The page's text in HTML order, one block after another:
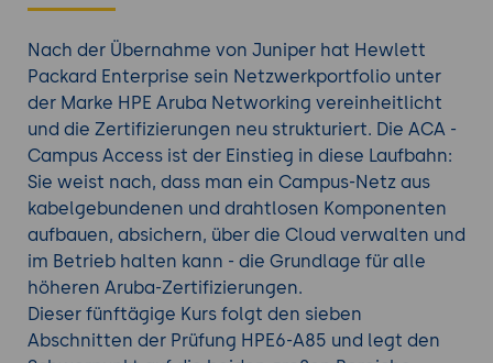
Nach der Übernahme von Juniper hat Hewlett
Packard Enterprise sein Netzwerkportfolio unter
der Marke HPE Aruba Networking vereinheitlicht
und die Zertifizierungen neu strukturiert. Die ACA -
Campus Access ist der Einstieg in diese Laufbahn:
Sie weist nach, dass man ein Campus-Netz aus
kabelgebundenen und drahtlosen Komponenten
aufbauen, absichern, über die Cloud verwalten und
im Betrieb halten kann - die Grundlage für alle
höheren Aruba-Zertifizierungen.
Dieser fünftägige Kurs folgt den sieben
Abschnitten der Prüfung HPE6-A85 und legt den